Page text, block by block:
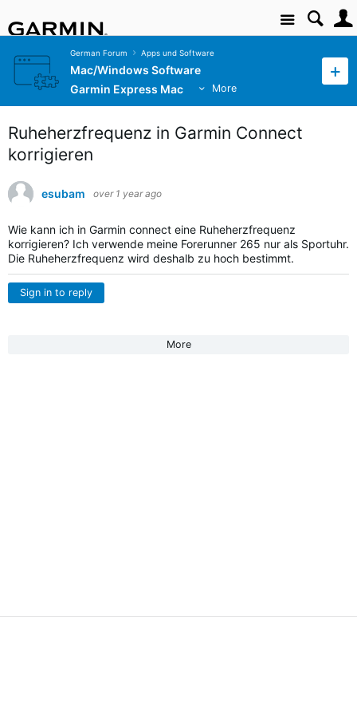
Site
German Forum Apps und Software
Mac/Windows Software
Garmin Express Mac
More
Ruheherzfrequenz in Garmin Connect
korrigieren
esubam over 1 year ago
Wie kann ich in Garmin connect eine Ruheherzfrequenz
korrigieren? Ich verwende meine Forerunner 265 nur als Sportuhr.
Die Ruheherzfrequenz wird deshalb zu hoch bestimmt.
Sign in to reply
More